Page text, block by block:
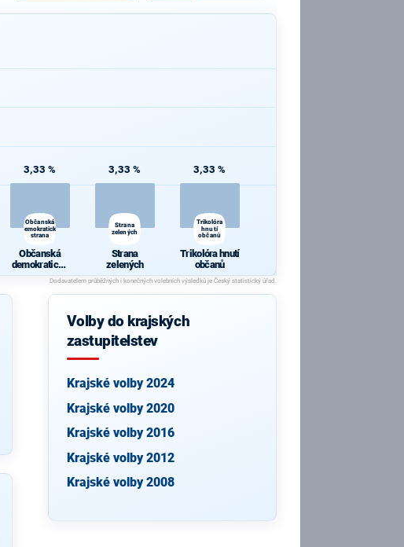
3,33 %
Občanská
demokratická
strana
Občanská
demokratická
strana
3,33 %
Strana
zelených
Strana
zelených
3,33 %
Trikolóra
hnutí
občanů
Trikolóra hnutí
občanů
Volby do krajských
zastupitelstev
Krajské volby 2024
Krajské volby 2020
Krajské volby 2016
Krajské volby 2012
Krajské volby 2008